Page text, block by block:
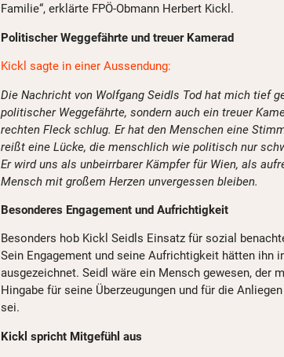
Familie“, erklärte FPÖ-Obmann Herbert Kickl.
Politischer Weggefährte und treuer Kamerad
Kickl sagte in einer Aussendung:
Die Nachricht von Wolfgang Seidls Tod hat mich tief
politischer Weggefährte, sondern auch ein treuer
rechten Fleck schlug. Er hat den Menschen eine
reißt eine Lücke, die menschlich wie politisch nur
Er wird uns als unbeirrbarer Kämpfer für Wien, als
Mensch mit großem Herzen unvergessen bleiben.
Besonderes Engagement und Aufrichtigkeit
Besonders hob Kickl Seidls Einsatz für sozial
Sein Engagement und seine Aufrichtigkeit hätten ihn
ausgezeichnet. Seidl wäre ein Mensch gewesen, der
Hingabe für seine Überzeugungen und für die
sei.
Kickl spricht Mitgefühl aus